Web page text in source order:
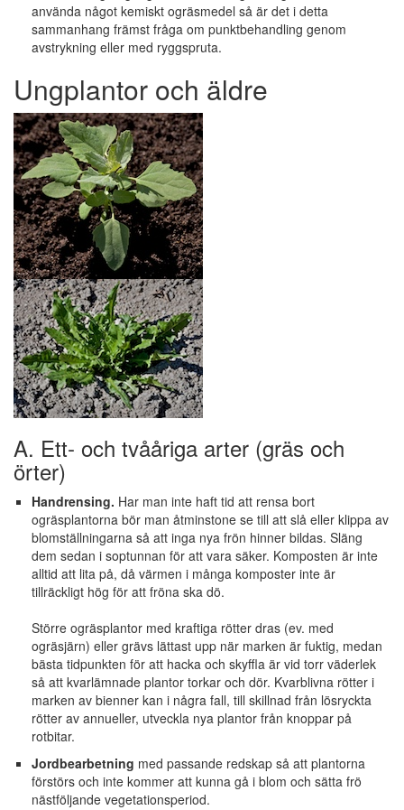
använda något kemiskt ogräsmedel så är det i detta
sammanhang främst fråga om punktbehandling genom
avstrykning eller med ryggspruta.
Ungplantor och äldre
A. Ett- och tvååriga arter (gräs och
örter)
Handrensing. Har man inte haft tid att rensa bort
ogräsplantorna bör man åtminstone se till att slå eller klippa av
blomställningarna så att inga nya frön hinner bildas. Släng
dem sedan i soptunnan för att vara säker. Komposten är inte
alltid att lita på, då värmen i många komposter inte är
tillräckligt hög för att fröna ska dö.
Större ogräsplantor med kraftiga rötter dras (ev. med
ogräsjärn) eller grävs lättast upp när marken är fuktig, medan
bästa tidpunkten för att hacka och skyffla är vid torr väderlek
så att kvarlämnade plantor torkar och dör. Kvarblivna rötter i
marken av bienner kan i några fall, till skillnad från lösryckta
rötter av annueller, utveckla nya plantor från knoppar på
rotbitar.
Jordbearbetning med passande redskap så att plantorna
förstörs och inte kommer att kunna gå i blom och sätta frö
nästföljande vegetationsperiod.